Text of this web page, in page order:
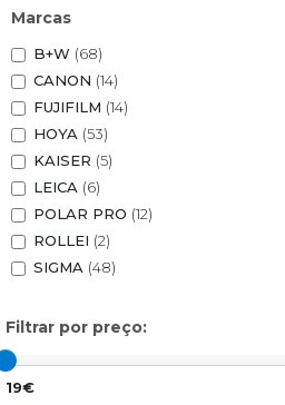
Marcas
B+W (68)
CANON (14)
FUJIFILM (14)
HOYA (53)
KAISER (5)
LEICA (6)
POLAR PRO (12)
ROLLEI (2)
SIGMA (48)
Filtrar por preço:
19€